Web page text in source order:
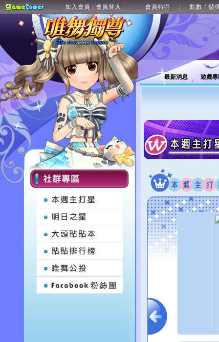
加入會員 | 會員登入 會員特區 點數 / 儲
最新消息 遊戲